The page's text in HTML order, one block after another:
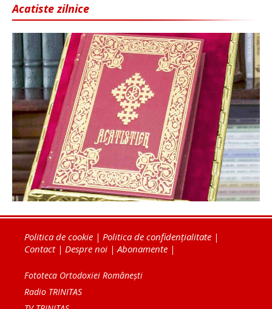
Acatiste zilnice
Politica de cookie | Politica de confidențialitate |
Contact| Despre noi | Abonamente |
Fototeca Ortodoxiei Românești
Radio TRINITAS